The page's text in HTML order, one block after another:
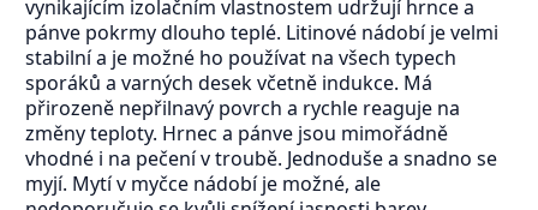
vynikajícím izolačním vlastnostem udržují hrnce a
pánve pokrmy dlouho teplé. Litinové nádobí je velmi
stabilní a je možné ho používat na všech typech
sporáků a varných desek včetně indukce. Má
přirozeně nepřilnavý povrch a rychle reaguje na
změny teploty. Hrnec a pánve jsou mimořádně
vhodné i na pečení v troubě. Jednoduše a snadno se
myjí. Mytí v myčce nádobí je možné, ale